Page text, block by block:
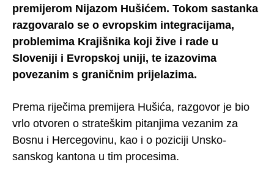
premijerom Nijazom Hušićem. Tokom sastanka
razgovaralo se o evropskim integracijama,
problemima Krajišnika koji žive i rade u
Sloveniji i Evropskoj uniji, te izazovima
povezanim s graničnim prijelazima.
Prema riječima premijera Hušića, razgovor je bio
vrlo otvoren o strateškim pitanjima vezanim za
Bosnu i Hercegovinu, kao i o poziciji Unsko-
sanskog kantona u tim procesima.